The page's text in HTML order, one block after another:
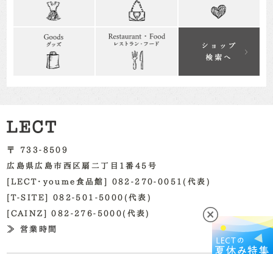
〒 733-8509
広島県広島市西区扇二丁目1番45号
[LECT・youme食品館] 082-270-0051(代表)
[T-SITE] 082-501-5000(代表)
[CAINZ] 082-276-5000(代表)
≫ 営業時間